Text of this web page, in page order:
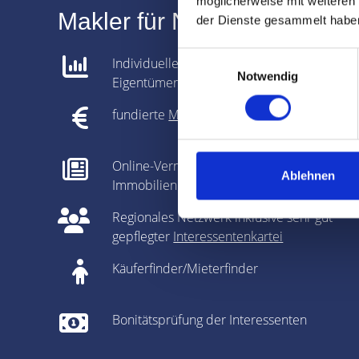
der Dienste gesammelt
Notwendig
Ablehnen
Makler für Nürnberg
Individuelle Analyse gemeinsam mit dem
Eigentümer
fundierte Marktpreisanalyse
Online-Vermarktung auf allen relevanten
Immobilienportalen
Regionales Netzwerk inklusive sehr gut
gepflegter Interessentenkartei
Käuferfinder/Mieterfinder
Bonitätsprüfung der Interessenten